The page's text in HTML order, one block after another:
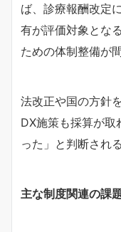
ば、診療報酬改定
有が評価対象とな
ための体制整備が
法改正や国の方針
DX施策も採算が
った」と判断され
主な制度関連の課